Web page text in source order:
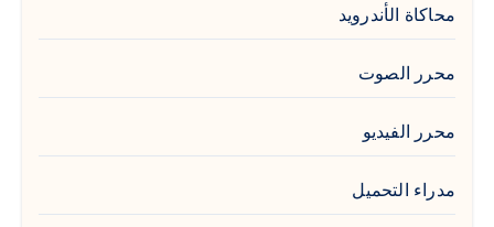
محاكاة الأندرويد
محرر الصوت
محرر الفيديو
مدراء التحميل